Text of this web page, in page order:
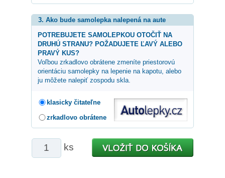
3. Ako bude samolepka nalepená na aute
POTREBUJETE SAMOLEPKOU OTOČIŤ NA
DRUHÚ STRANU? POŽADUJETE ĽAVÝ ALEBO
PRAVÝ KUS?
Voľbou zrkadlovo obrátene zmeníte priestorovú
orientáciu samolepky na lepenie na kapotu, alebo
ju môžete nalepiť zospodu skla.
klasicky čitateľne
zrkadlovo obrátene
ks